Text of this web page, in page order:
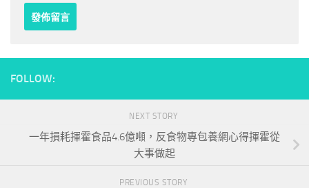
FOLLOW:
NEXT STORY
一年損耗揮霍食品4.6億噸，反食物專包養網心得揮霍從
大事做起
PREVIOUS STORY